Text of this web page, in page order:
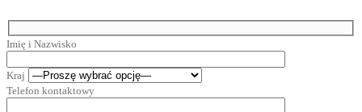
Imię i Nazwisko
Kraj
Telefon kontaktowy